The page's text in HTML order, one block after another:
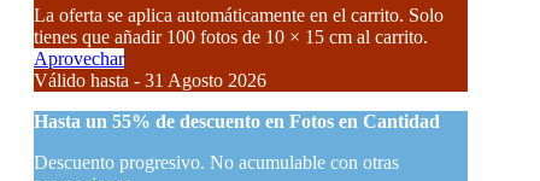
La oferta se aplica automáticamente en el carrito. Solo
tienes que añadir 100 fotos de 10 × 15 cm al carrito.
Aprovechar
Válido hasta - 31 Agosto 2026
Hasta un 55% de descuento en Fotos en Cantidad
Descuento progresivo. No acumulable con otras